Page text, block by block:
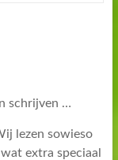
schrijven …
lezen sowieso
extra speciaal